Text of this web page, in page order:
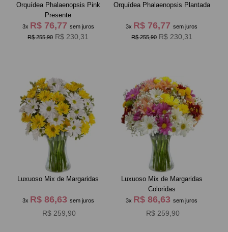
Orquídea Phalaenopsis Pink
Presente
3x R$ 76,77 sem juros
R$ 255,90 R$ 230,31
Orquídea Phalaenopsis Plantada
3x R$ 76,77sem juros
R$ 255,90 R$ 230,31
Luxuoso Mix de Margaridas
3x R$ 86,63 sem juros
R$ 259,90
Luxuoso Mix de Margaridas
Coloridas
3x R$ 86,63sem juros
R$ 259,90